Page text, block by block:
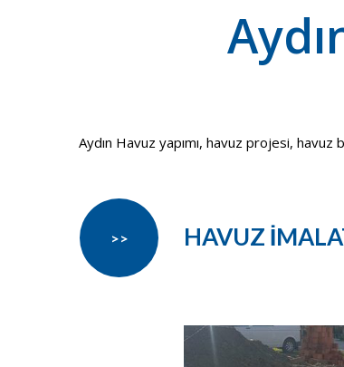
Aydın Havuz yapımı, havuz projesi, havuz
HAVUZ
>>